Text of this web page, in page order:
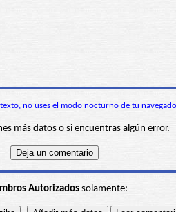
no uses el modo nocturno de tu
más datos o si encuentras algún error.
Autorizadossolamente: